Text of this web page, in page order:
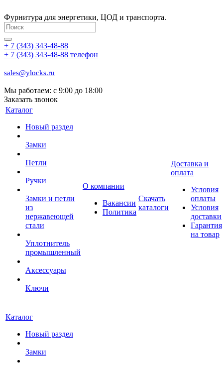
Фурнитура для энергетики, ЦОД и транспорта.
+ 7 (343) 343-48-88
+ 7 (343) 343-48-88 телефон
sales@ylocks.ru
Мы работаем: с 9:00 до 18:00
Заказать звонок
Каталог
Новый раздел
Замки
Петли
Ручки
Замки и петли
из
нержавеющей
стали
Уплотнитель
промышленный
Аксессуары
Ключи
О компании
Вакансии
Политика
Скачать
каталоги
Доставка и
оплата
Условия
оплаты
Условия
доставки
Гарантия
на товар
Каталог
Новый раздел
Замки